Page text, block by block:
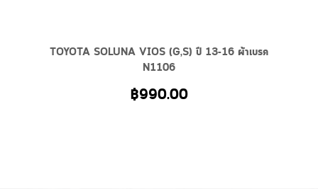
TOYOTA SOLUNA VIOS (G,S) ปี 13-16 ผ้าเบรค
N1106
฿990.00